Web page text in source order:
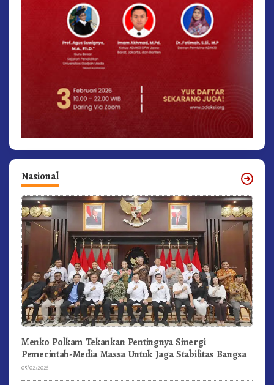
Nasional
Menko Polkam Tekankan Pentingnya Sinergi
Pemerintah-Media Massa Untuk Jaga Stabilitas Bangsa
05/02/2026